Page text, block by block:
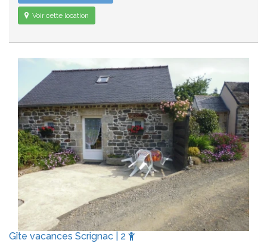
Voir cette location
Gîte vacances Scrignac | 2